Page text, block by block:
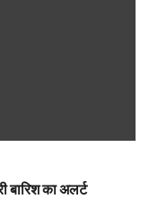
बारिश का अलर्ट